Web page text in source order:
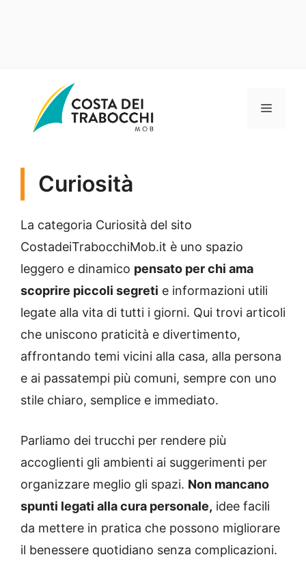
contenuto
MENU
Curiosità
La categoria Curiosità del sito
CostadeiTrabocchiMob.it è uno spazio
leggero e dinamico pensato per chi ama
scoprire piccoli segreti e informazioni utili
legate alla vita di tutti i giorni. Qui trovi articoli
che uniscono praticità e divertimento,
affrontando temi vicini alla casa, alla persona
e ai passatempi più comuni, sempre con uno
stile chiaro, semplice e immediato.
Parliamo dei trucchi per rendere più
accoglienti gli ambienti ai suggerimenti per
organizzare meglio gli spazi. Non mancano
spunti legati alla cura personale, idee facili
da mettere in pratica che possono migliorare
il benessere quotidiano senza complicazioni.